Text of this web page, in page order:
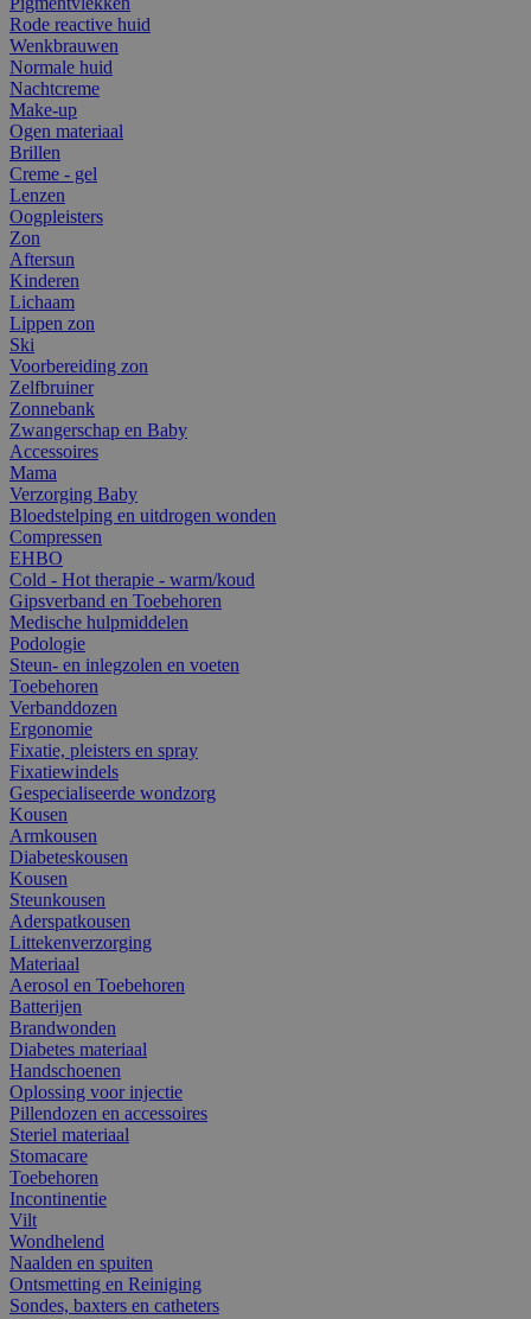
Rode reactive huid
Wenkbrauwen
Normale huid
Nachtcreme
Make-up
Ogen materiaal
Brillen
Creme - gel
Lenzen
Oogpleisters
Zon
Aftersun
Kinderen
Lichaam
Lippen zon
Ski
Voorbereiding zon
Zelfbruiner
Zonnebank
Zwangerschap en Baby
Accessoires
Mama
Verzorging Baby
Bloedstelping en uitdrogen wonden
Compressen
EHBO
Cold - Hot therapie - warm/koud
Gipsverband en Toebehoren
Medische hulpmiddelen
Podologie
Steun- en inlegzolen en voeten
Toebehoren
Verbanddozen
Ergonomie
Fixatie, pleisters en spray
Fixatiewindels
Gespecialiseerde wondzorg
Kousen
Armkousen
Diabeteskousen
Kousen
Steunkousen
Aderspatkousen
Littekenverzorging
Materiaal
Aerosol en Toebehoren
Batterijen
Brandwonden
Diabetes materiaal
Handschoenen
Oplossing voor injectie
Pillendozen en accessoires
Steriel materiaal
Stomacare
Toebehoren
Incontinentie
Vilt
Wondhelend
Naalden en spuiten
Ontsmetting en Reiniging
Sondes, baxters en catheters